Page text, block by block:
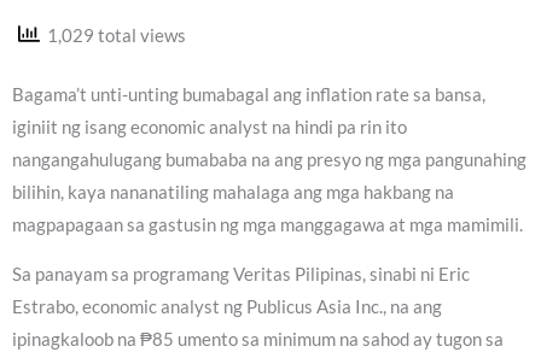
1,029 total views
Bagama’t unti-unting bumabagal ang inflation rate sa bansa,
iginiit ng isang economic analyst na hindi pa rin ito
nangangahulugang bumababa na ang presyo ng mga pangunahing
bilihin, kaya nananatiling mahalaga ang mga hakbang na
magpapagaan sa gastusin ng mga manggagawa at mga mamimili.
Sa panayam sa programang Veritas Pilipinas, sinabi ni Eric
Estrabo, economic analyst ng Publicus Asia Inc., na ang
ipinagkaloob na ₱85 umento sa minimum na sahod ay tugon sa